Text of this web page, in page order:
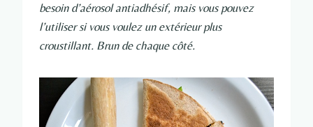
besoin d’aérosol antiadhésif, mais vous pouvez
l’utiliser si vous voulez un extérieur plus
croustillant. Brun de chaque côté.